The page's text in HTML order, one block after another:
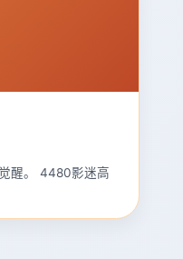
醒。 4480影迷高